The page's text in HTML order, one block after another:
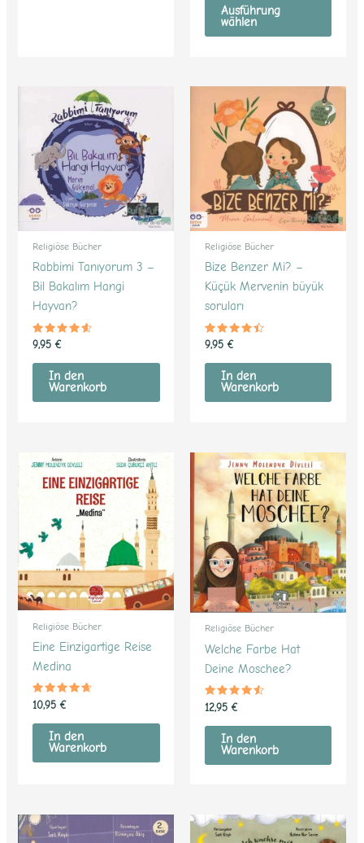
von 5
Ausführung
wählen
Religiöse Bücher
Rabbimi Tanıyorum 3 –
Bil Bakalım Hangi
Hayvan?
Bewertet
mit
4.41
von 5
9,95 €
In den
Warenkorb
Religiöse Bücher
Bize Benzer Mi? –
Küçük Mervenin büyük
soruları
Bewertet
mit
4.32
von 5
9,95 €
In den
Warenkorb
Religiöse Bücher
Eine Einzigartige Reise
Medina
Bewertet
mit
4.47
von 5
10,95 €
In den
Warenkorb
Religiöse Bücher
Welche Farbe Hat
Deine Moschee?
Bewertet
mit
4.37
von 5
12,95 €
In den
Warenkorb